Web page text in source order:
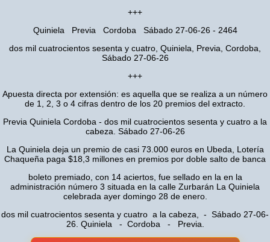
+++
Quiniela Previa Cordoba Sábado 27-06-26 - 2464
dos mil cuatrocientos sesenta y cuatro, Quiniela, Previa, Cordoba,
Sábado 27-06-26
+++
Apuesta directa por extensión: es aquella que se realiza a un número
de 1, 2, 3 o 4 cifras dentro de los 20 premios del extracto.
Previa Quiniela Cordoba - dos mil cuatrocientos sesenta y cuatro a la
cabeza. Sábado 27-06-26
La Quiniela deja un premio de casi 73.000 euros en Ubeda, Lotería
Chaqueña paga $18,3 millones en premios por doble salto de banca
boleto premiado, con 14 aciertos, fue sellado en la en la
administración número 3 situada en la calle Zurbarán La Quiniela
celebrada ayer domingo 28 de enero.
dos mil cuatrocientos sesenta y cuatro a la cabeza, - Sábado 27-06-
26. Quiniela - Cordoba - Previa.